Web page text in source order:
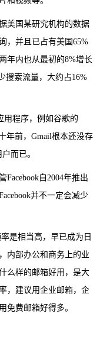
国某研究机构的数据
，并且已占有美国65%
年内也从最初的8%增长
搜索流量，大约占16%
程序，例如谷歌的
年前，Gmail根本还没存
而已。
自2004年推出
并不一定会减少
相当高，早已成为日
内部办公和商务上的业
么样的邮箱好用，是大
，建议用企业邮箱，企
免费邮箱好得多。